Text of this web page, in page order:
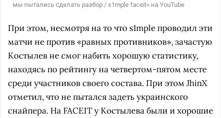
мы пытались сделать разбор / s1mple faceit» на YouTube
При этом, несмотря на то что s1mple проводил эти
матчи не против «равных противников», зачастую
Костылев не смог набить хорошую статистику,
находясь по рейтингу на четвертом-пятом месте
среди участников своего состава. При этом JhinX
отметил, что не пытался задеть украинского
снайпера. На FACEIT у Костылева были и хорошие